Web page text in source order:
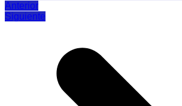
Anterior
Siguiente